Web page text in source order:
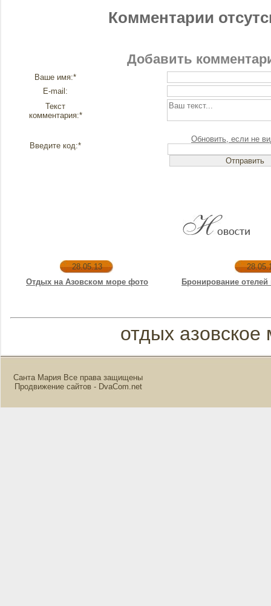
Комментарии
Добавить
Ваше имя:*
E-mail:
Текст
комментария:*
Введите код:*
Обновить, если не
28.05.13
Отдых на Азовском море фото
Бронирование
отдых азовское
Санта Мария Все права защищены
Продвижение сайтов - DvaCom.net